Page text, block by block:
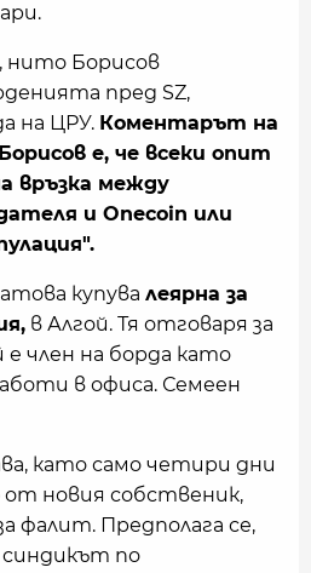
нито Борисов
пред SZ,
на ЦРУ. Коментарът на
е, че всеки опит
връзка между
и Onecoin или
купува леярна за
в Алгой. Тя отговаря за
член на борда като
в офиса. Семеен
като само четири дни
новия собственик,
фалит. Предполага се,
синдикът по